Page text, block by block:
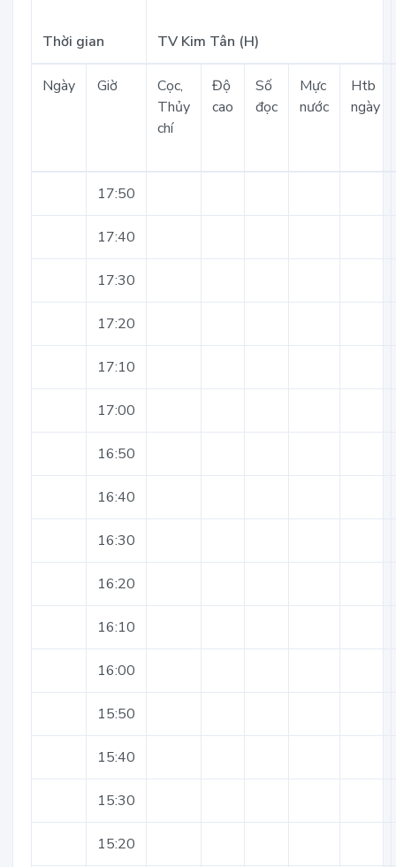
Thời gian TV Kim Tân (H)
Ngày Giờ
Cọc,
Thủy
chí
Độ
cao
Số
đọc
Mực
nước
Htb
ngày
17:50
17:40
17:30
17:20
17:10
17:00
16:50
16:40
16:30
16:20
16:10
16:00
15:50
15:40
15:30
15:20